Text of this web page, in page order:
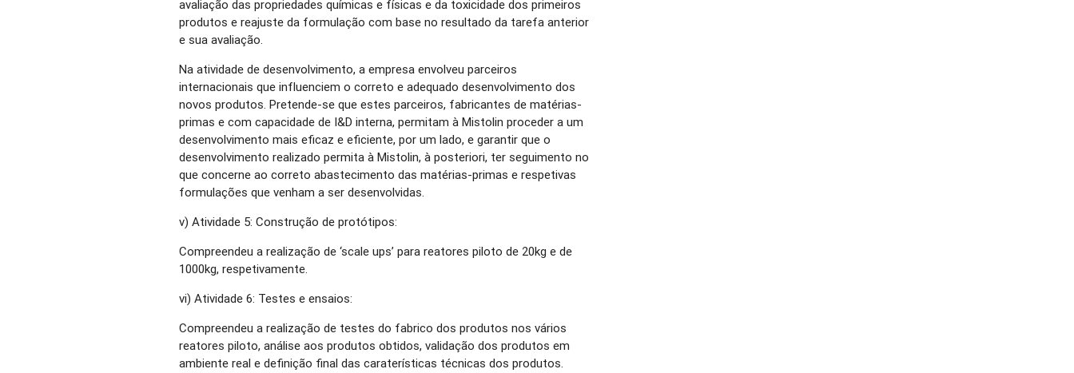
avaliação das propriedades químicas e físicas e da toxicidade dos primeiros
produtos e reajuste da formulação com base no resultado da tarefa anterior
e sua avaliação.
Na atividade de desenvolvimento, a empresa envolveu parceiros
internacionais que influenciem o correto e adequado desenvolvimento dos
novos produtos. Pretende-se que estes parceiros, fabricantes de matérias-
primas e com capacidade de I&D interna, permitam à Mistolin proceder a um
desenvolvimento mais eficaz e eficiente, por um lado, e garantir que o
desenvolvimento realizado permita à Mistolin, à posteriori, ter seguimento no
que concerne ao correto abastecimento das matérias-primas e respetivas
formulações que venham a ser desenvolvidas.
v) Atividade 5: Construção de protótipos:
Compreendeu a realização de ‘scale ups’ para reatores piloto de 20kg e de
1000kg, respetivamente.
vi) Atividade 6: Testes e ensaios:
Compreendeu a realização de testes do fabrico dos produtos nos vários
reatores piloto, análise aos produtos obtidos, validação dos produtos em
ambiente real e definição final das caraterísticas técnicas dos produtos.